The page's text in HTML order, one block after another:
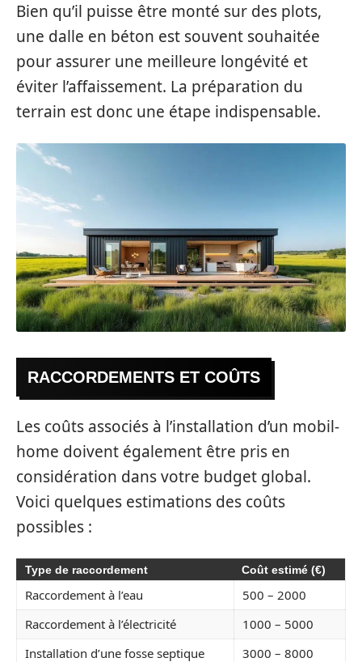
Bien qu’il puisse être monté sur des plots,
une dalle en béton est souvent souhaitée
pour assurer une meilleure longévité et
éviter l’affaissement. La préparation du
terrain est donc une étape indispensable.
RACCORDEMENTS ET COÛTS
Les coûts associés à l’installation d’un mobil-
home doivent également être pris en
considération dans votre budget global.
Voici quelques estimations des coûts
possibles :
Type de raccordement Coût estimé (€)
Raccordement à l’eau
500 – 2000
Raccordement à l’électricité
1000 – 5000
Installation d’une fosse septique
3000 – 8000